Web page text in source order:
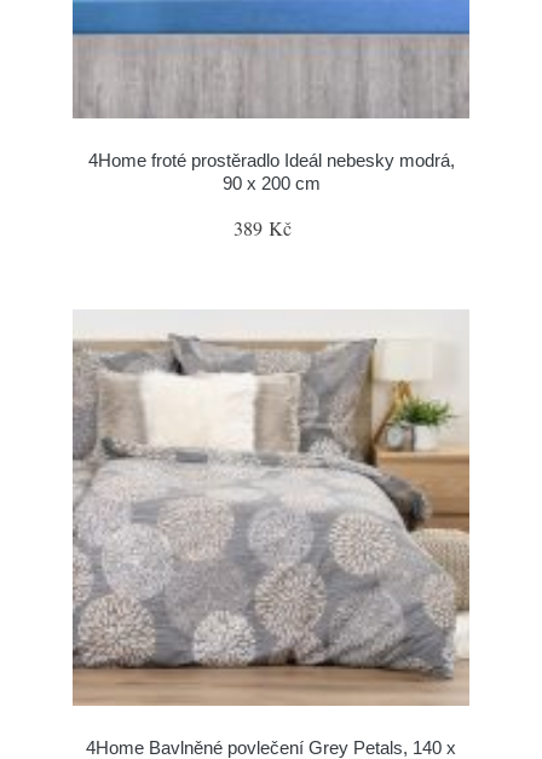
4Home froté prostěradlo Ideál nebesky modrá,
90 x 200 cm
389 Kč
4Home Bavlněné povlečení Grey Petals, 140 x